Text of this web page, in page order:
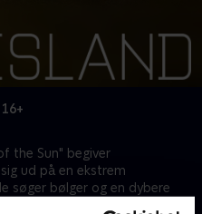
16+
the Sun" begiver
ud på en ekstrem
søger bølger og en dybere